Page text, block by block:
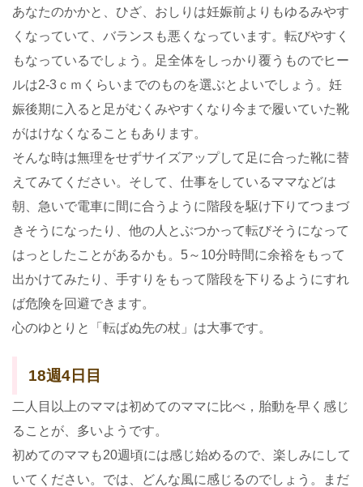
あなたのかかと、ひざ、おしりは妊娠前よりもゆるみやす
くなっていて、バランスも悪くなっています。転びやすく
もなっているでしょう。足全体をしっかり覆うものでヒー
ルは2-3ｃｍくらいまでのものを選ぶとよいでしょう。妊
娠後期に入ると足がむくみやすくなり今まで履いていた靴
がはけなくなることもあります。
そんな時は無理をせずサイズアップして足に合った靴に替
えてみてください。そして、仕事をしているママなどは
朝、急いで電車に間に合うように階段を駆け下りてつまづ
きそうになったり、他の人とぶつかって転びそうになって
はっとしたことがあるかも。5～10分時間に余裕をもって
出かけてみたり、手すりをもって階段を下りるようにすれ
ば危険を回避できます。
心のゆとりと「転ばぬ先の杖」は大事です。
18週4日目
二人目以上のママは初めてのママに比べ，胎動を早く感じ
ることが、多いようです。
初めてのママも20週頃には感じ始めるので、楽しみにして
いてください。では、どんな風に感じるのでしょう。まだ